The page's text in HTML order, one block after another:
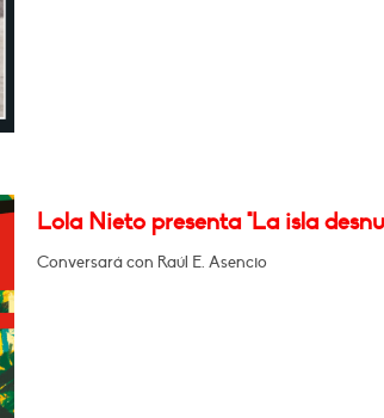
Lola Nieto presenta "La isla
Conversará con Raúl E. Asencio